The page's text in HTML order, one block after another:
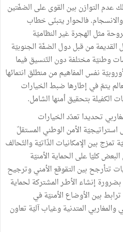
الحوار 5 + 5 كذلك عدم التوازن بين القوى على الضفّتين
فالحوار يتبنّى خطاب
مثل الهجرة غير النظاميّة
من قبل دول الضفّة الجنوبيّة
وطنيّة مختلفة دون التّنسيق فيما
نفس المفاهيم من منطلق انتمائها
يتمّ في إطارها ضبط الخيارات
الكفيلة بتحقيق أمنها الشامل.
تحديدا تعدّد الخيارات
الأمن الوطني المستقلّ
بين الإمكانيات الذّاتيّة والتّحالف
كليّا على الحماية الأمنيّة
تتأرجح بين التقوقع الأمني وترجيح
بضرورة إنشاء الأطـر المشتركة لحماية
بين الأوضاع الأمنيّة في
المتدنية وغياب آليّة تعاون